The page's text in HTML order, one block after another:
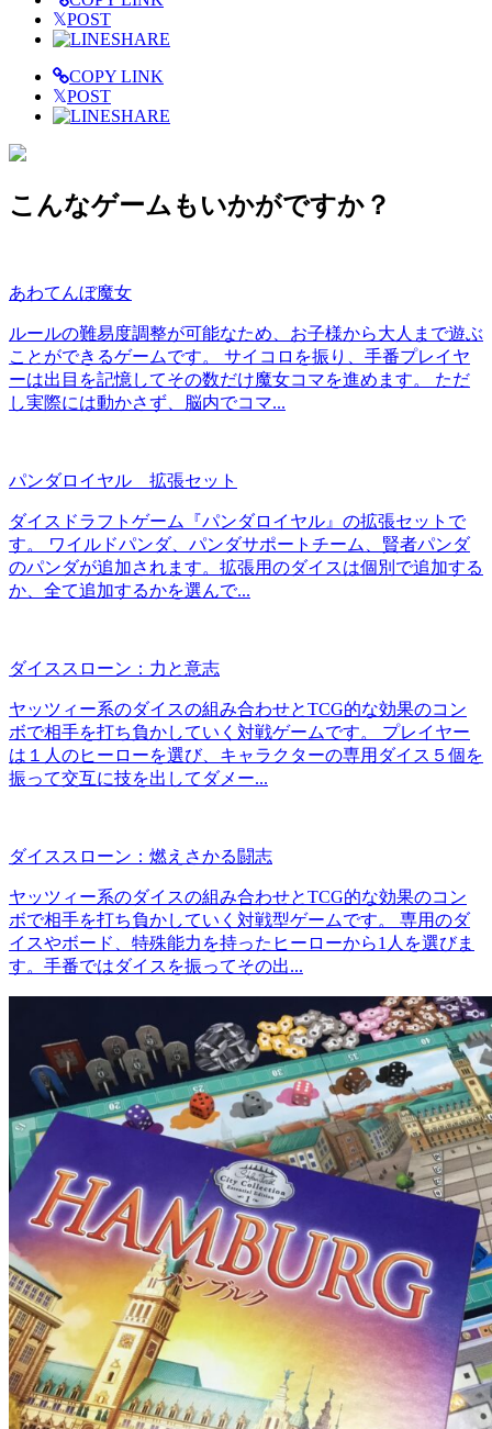
𝕏POST
SHARE
COPY LINK
𝕏POST
SHARE
こんなゲームもいかがですか？
あわてんぼ魔女
ルールの難易度調整が可能なため、お子様から大人まで遊ぶ
ことができるゲームです。 サイコロを振り、手番プレイヤ
ーは出目を記憶してその数だけ魔女コマを進めます。 ただ
し実際には動かさず、脳内でコマ...
パンダロイヤル 拡張セット
ダイスドラフトゲーム『パンダロイヤル』の拡張セットで
す。 ワイルドパンダ、パンダサポートチーム、賢者パンダ
のパンダが追加されます。拡張用のダイスは個別で追加する
か、全て追加するかを選んで...
ダイススローン：力と意志
ヤッツィー系のダイスの組み合わせとTCG的な効果のコン
ボで相手を打ち負かしていく対戦ゲームです。 プレイヤー
は１人のヒーローを選び、キャラクターの専用ダイス５個を
振って交互に技を出してダメー...
ダイススローン：燃えさかる闘志
ヤッツィー系のダイスの組み合わせとTCG的な効果のコン
ボで相手を打ち負かしていく対戦型ゲームです。 専用のダ
イスやボード、特殊能力を持ったヒーローから1人を選びま
す。手番ではダイスを振ってその出...